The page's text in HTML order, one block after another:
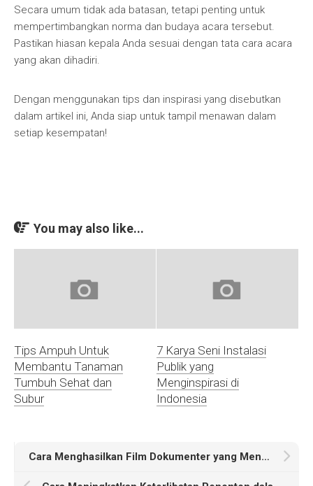
Secara umum tidak ada batasan, tetapi penting untuk
mempertimbangkan norma dan budaya acara tersebut.
Pastikan hiasan kepala Anda sesuai dengan tata cara acara
yang akan dihadiri.
Dengan menggunakan tips dan inspirasi yang disebutkan
dalam artikel ini, Anda siap untuk tampil menawan dalam
setiap kesempatan!
You may also like...
Tips Ampuh Untuk
Membantu Tanaman
Tumbuh Sehat dan
Subur
7 Karya Seni Instalasi
Publik yang
Menginspirasi di
Indonesia
Cara Menghasilkan Film Dokumenter yang Mengesankan: Tips dan Trik